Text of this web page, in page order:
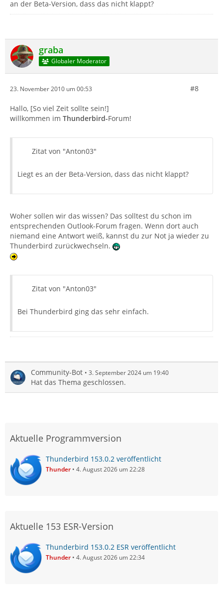
an der Beta-Version, dass das nicht klappt?
graba
Globaler Moderator
23. November 2010 um 00:53 #8
Hallo, [So viel Zeit sollte sein!]
willkommen im Thunderbird-Forum!
Zitat von "Anton03"
Liegt es an der Beta-Version, dass das nicht klappt?
Woher sollen wir das wissen? Das solltest du schon im
entsprechenden Outlook-Forum fragen. Wenn dort auch
niemand eine Antwort weiß, kannst du zur Not ja wieder zu
Thunderbird zurückwechseln.
Zitat von "Anton03"
Bei Thunderbird ging das sehr einfach.
Community-Bot 3. September 2024 um 19:40
Hat das Thema geschlossen.
Aktuelle Programmversion
Thunderbird 153.0.2 veröffentlicht
Thunder 4. August 2026 um 22:28
Aktuelle 153 ESR-Version
Thunderbird 153.0.2 ESR veröffentlicht
Thunder 4. August 2026 um 22:34